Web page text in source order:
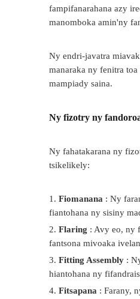
fampifanarahana azy
manomboka amin'ny
Ny endri-javatra
manaraka ny fenitra
mampiady saina.
Ny fizotry ny
Ny fahatakarana ny
tsikelikely:
1. Fiomanana : Ny
fiantohana ny sisiny
2. Flaring : Avy eo, ny
fantsona mivoaka
3. Fitting Assembly :
hiantohana ny
4. Fitsapana : Farany,